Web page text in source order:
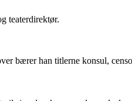
teaterdirektør.
bærer han titlerne konsul,